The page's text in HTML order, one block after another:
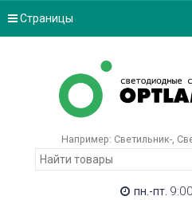
Страницы
Например: Светильник-
пн.-пт.